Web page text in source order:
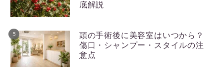
底解説
頭の手術後に美容室はいつから？
傷口・シャンプー・スタイルの注
意点